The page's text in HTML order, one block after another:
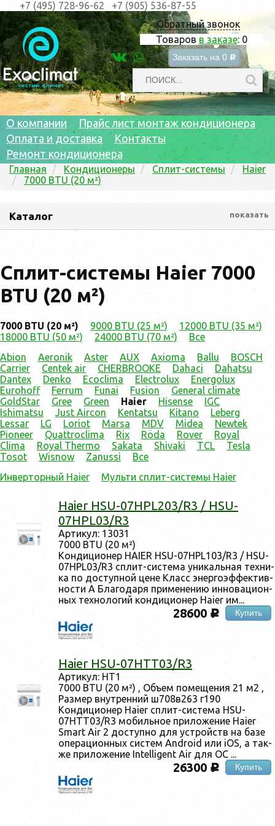
Обратный звонок
Товаров в заказе: 0
Заказать на 0 c
+7 (495) 728-96-62 +7 (905) 536-87-55
О компании
Прайс лист монтаж кондиционера
Оплата и доставка
Контакты
Ремонт кондиционера
Главная Кондиционеры Сплит-системы
Haier
7000 BTU (20 м²)
Каталог показать
Сплит-системы Haier 7000
BTU (20 м²)
7000 BTU (20 м²) 9000 BTU (25 м²)
12000 BTU (35 м²)
18000 BTU (50 м²)
24000 BTU (70 м²)
Все
Abion
Aeronik Aster AUX Axioma Ballu
BOSCH
Carrier
Centek air CHERBROOKE Dahaci
Dahatsu
Dantex
Denko Ecoclima Electrolux
Energolux
Eurohoff
Ferrum Funai Fusion
General climate
GoldStar
Gree Green Haier Hisense
IGC
Ishimatsu
Just Aircon Kentatsu Kitano
Leberg
Lessar
LG Loriot Marsa MDV Midea
Newtek
Pioneer
Quattroclima Rix Röda Rover
Royal
Clima
Royal Thermo Sakata Shivaki TCL
Tesla
Tosot
Wisnow Zanussi
Все
Инверторный Haier
Мульти сплит-системы Haier
Haier HSU-07HPL203/R3 / HSU-
07HPL03/R3
Ар­ти­кул: 13031
7000 BTU (20 м²)
Кон­ди­ци­онер HAIER HSU-07HPL103/R3 / HSU-
07HPL03/R3 сплит-сис­те­ма уни­каль­ная тех­ни­
ка по дос­тупной це­не Класс энер­го­эф­фектив­
ности A Бла­года­ря при­мене­нию ин­но­ваци­он­
ных тех­но­логий кон­ди­ци­онер Haier им...
28600 c Купить
Haier HSU-07HTT03/R3
Ар­ти­кул: HT1
7000 BTU (20 м²) , Объ­ем по­меще­ния 21 м2 ,
Раз­мер внут­ренний ш708в263 г190
Кон­ди­ци­онер Haier сплит-сис­те­ма HSU-
07HTT03/R3 мо­биль­ное при­ложе­ние Haier
Smart Air 2 дос­тупно для ус­трой­ств на ба­зе
опе­раци­он­ных сис­тем Android или iOS, а так­
же при­ложе­ние Intelligent Air для ОС ...
26300 c Купить